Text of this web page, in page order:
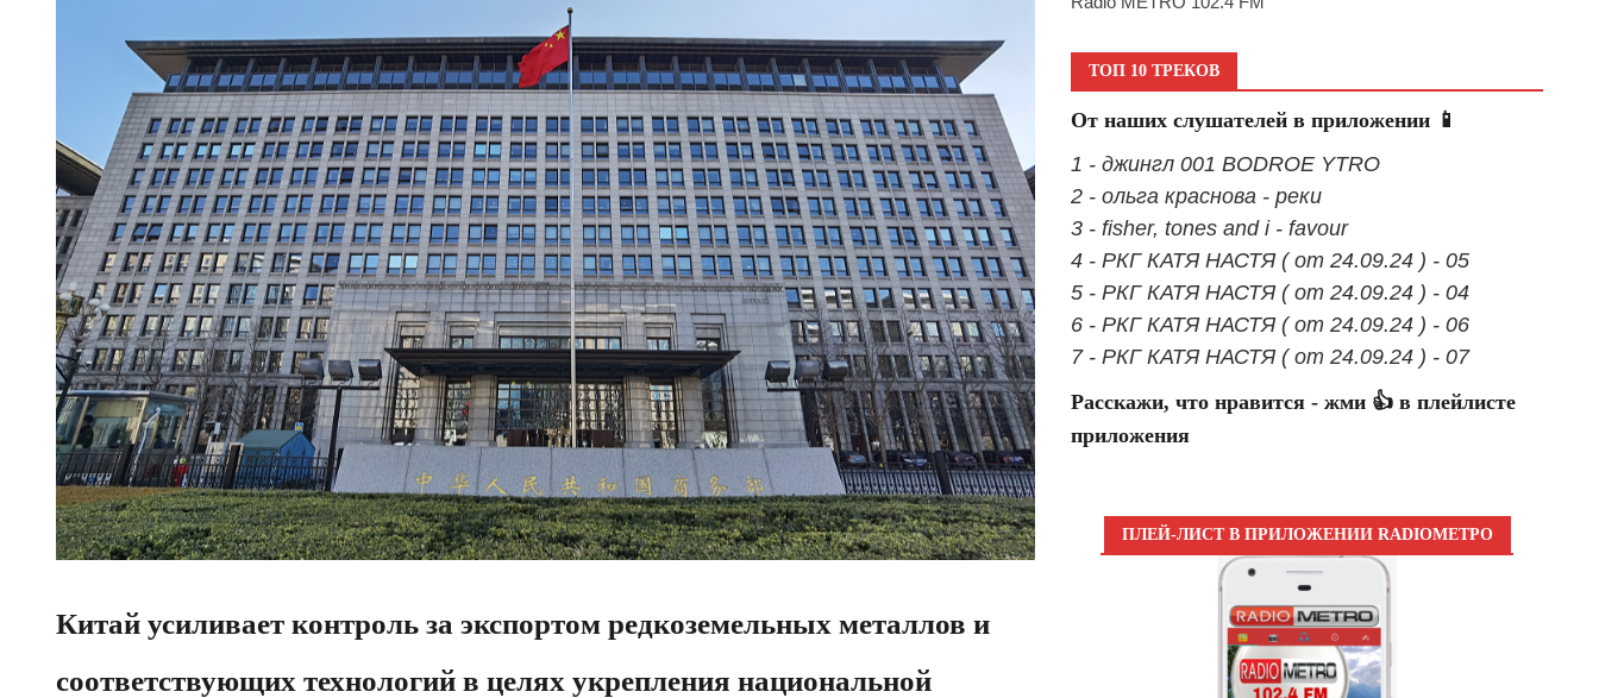
Китай усиливает контроль за экспортом редкоземельных металлов и
соответствующих технологий в целях укрепления национальной
ТОП 10 ТРЕКОВ
От наших слушателей в приложении 📱
1 - джингл 001 BODROE YTRO
2 - ольга краснова - реки
3 - fisher, tones and i - favour
4 - РКГ КАТЯ НАСТЯ ( от 24.09.24 ) - 05
5 - РКГ КАТЯ НАСТЯ ( от 24.09.24 ) - 04
6 - РКГ КАТЯ НАСТЯ ( от 24.09.24 ) - 06
7 - РКГ КАТЯ НАСТЯ ( от 24.09.24 ) - 07
Расскажи, что нравится - жми 👍 в плейлисте
приложения
ПЛЕЙ-ЛИСТ В ПРИЛОЖЕНИИ RADIOМЕТРО